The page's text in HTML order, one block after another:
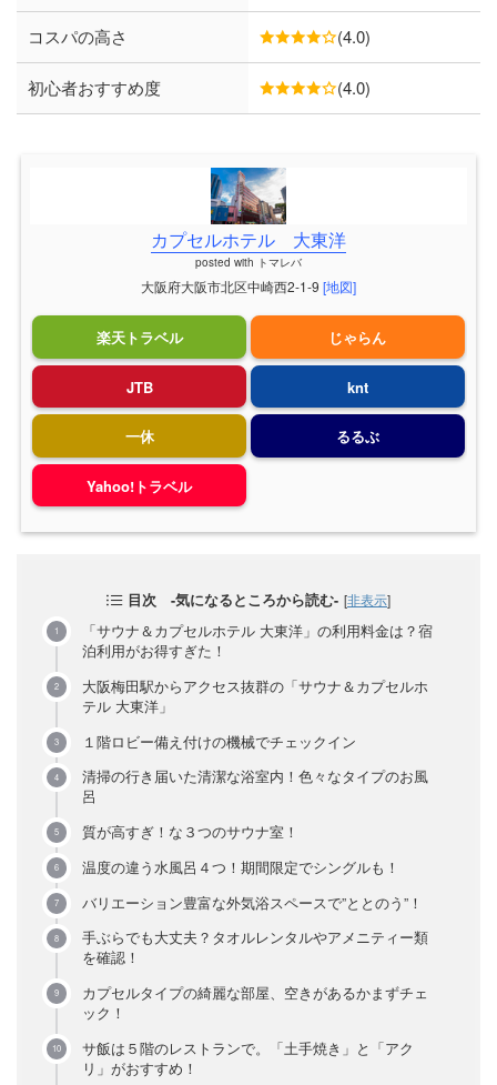
コスパの高さ (4.0)
初心者おすすめ度 (4.0)
カプセルホテル 大東洋
posted with トマレバ
大阪府大阪市北区中崎西2-1-9 [地図]
楽天トラベル じゃらん
JTB knt
一休 るるぶ
Yahoo!トラベル
目次 -気になるところから読む- [非表示]
「サウナ＆カプセルホテル 大東洋」の利用料金は？宿
泊利用がお得すぎた！
大阪梅田駅からアクセス抜群の「サウナ＆カプセルホ
テル 大東洋」
１階ロビー備え付けの機械でチェックイン
清掃の行き届いた清潔な浴室内！色々なタイプのお風
呂
質が高すぎ！な３つのサウナ室！
温度の違う水風呂４つ！期間限定でシングルも！
バリエーション豊富な外気浴スペースで”ととのう”！
手ぶらでも大丈夫？タオルレンタルやアメニティー類
を確認！
カプセルタイプの綺麗な部屋、空きがあるかまずチェ
ック！
サ飯は５階のレストランで。「土手焼き」と「アク
リ」がおすすめ！